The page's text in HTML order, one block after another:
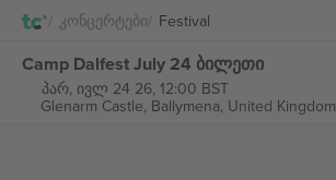
Კონცერტები Festival
Camp Dalfest July 24 ბილეთი
პარ, ივლ 24 26, 12:00 BST
Glenarm Castle, Ballymena, United Kingdom